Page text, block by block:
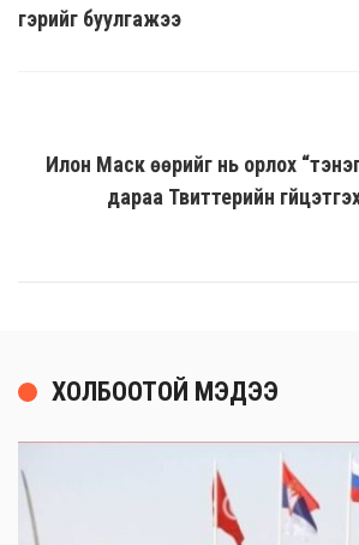
гэрийг буулгажээ
Илон Маск өөрийг нь орлох
дараа Твиттерийн
ХОЛБООТОЙ МЭДЭЭ